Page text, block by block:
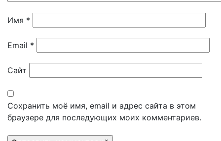
Имя *
Email *
Сайт
Сохранить моё имя, email и адрес сайта в этом
браузере для последующих моих комментариев.